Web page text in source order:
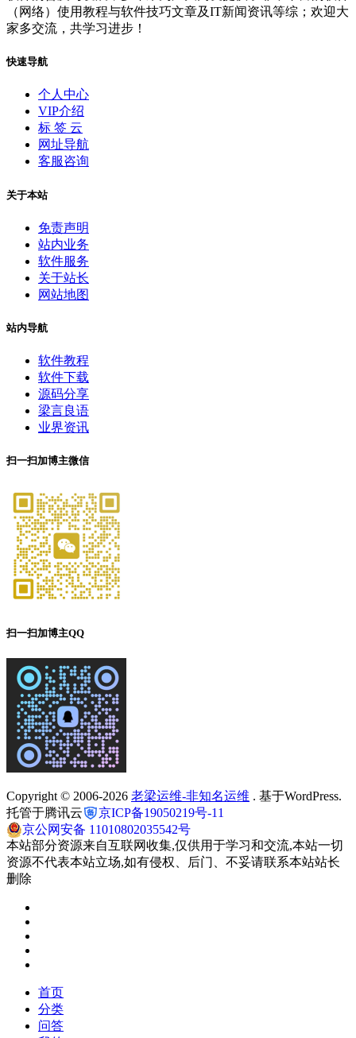
（网络）使用教程与软件技巧文章及IT新闻资讯等综；欢迎大
家多交流，共学习进步！
快速导航
个人中心
VIP介绍
标 签 云
网址导航
客服咨询
关于本站
免责声明
站内业务
软件服务
关于站长
网站地图
站内导航
软件教程
软件下载
源码分享
梁言良语
业界资讯
扫一扫加博主微信
扫一扫加博主QQ
Copyright © 2006-2026 老梁运维-非知名运维 . 基于WordPress.
托管于腾讯云
京ICP备19050219号-11
京公网安备 11010802035542号
本站部分资源来自互联网收集,仅供用于学习和交流,本站一切
资源不代表本站立场,如有侵权、后门、不妥请联系本站站长
删除
首页
分类
问答